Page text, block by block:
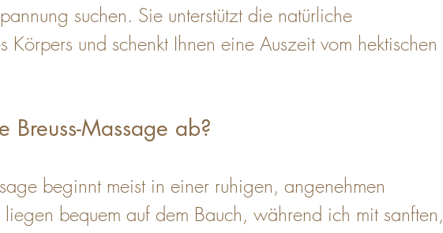
suchen. Sie unterstützt die natürliche
Körpers und schenkt Ihnen eine Auszeit vom hektischen
Massage ab?
beginnt meist in einer ruhigen, angenehmen
bequem auf dem Bauch, während ich mit sanften,